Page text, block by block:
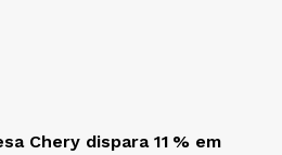
Chery dispara 11 % em